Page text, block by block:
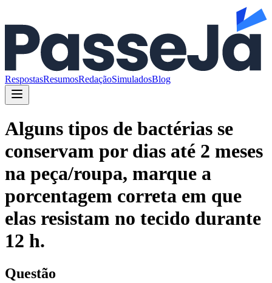
RespostasResumosRedaçãoSimuladosBlog
Alguns tipos de bactérias se
conservam por dias até 2 meses
na peça/roupa, marque a
porcentagem correta em que
elas resistam no tecido durante
12 h.
Questão